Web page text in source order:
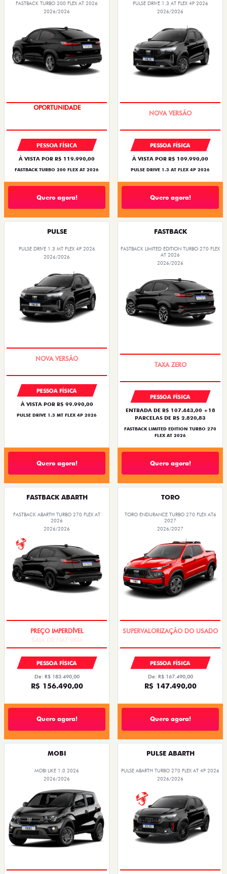
FASTBACK TURBO 200 FLEX AT 2026
2026/2026
OPORTUNIDADE
PESSOA FÍSICA
À VISTA POR R$ 119.990,00
FASTBACK TURBO 200 FLEX AT 2026
Quero agora!
PULSE DRIVE 1.3 AT FLEX 4P 2026
2026/2026
PREÇO IMPERDÍVEL
PESSOA FÍSICA
À VISTA POR R$ 109.990,00
PULSE DRIVE 1.3 AT FLEX 4P 2026
Quero agora!
PULSE
PULSE DRIVE 1.3 MT FLEX 4P 2026
2026/2026
PREÇO IMPERDÍVEL
PESSOA FÍSICA
À VISTA POR R$ 99.990,00
PULSE DRIVE 1.3 MT FLEX 4P 2026
Quero agora!
FASTBACK
FASTBACK LIMITED EDITION TURBO 270 FLEX
AT 2026
2026/2026
PESSOA FÍSICA
ENTRADA DE R$ 107.443,00 +18
PARCELAS DE R$ 2.820,83
FASTBACK LIMITED EDITION TURBO 270
FLEX AT 2026
Quero agora!
FASTBACK ABARTH
FASTBACK ABARTH TURBO 270 FLEX AT
2026
2026/2026
PESSOA FÍSICA
De: R$ 183.490,00
R$ 156.490,00
Quero agora!
TORO
TORO ENDURANCE TURBO 270 FLEX AT6
2027
2026/2027
PESSOA FÍSICA
De: R$ 167.490,00
R$ 147.490,00
Quero agora!
MOBI
MOBI LIKE 1.0 2026
2026/2026
PULSE ABARTH
PULSE ABARTH TURBO 270 FLEX AT 4P 2026
2026/2026